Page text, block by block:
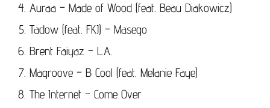
Auraa – Made of Wood (feat. Beau Diakowicz)
Tadow (feat. FKJ) – Masego
Brent Faiyaz – L.A.
Magroove – B Cool (feat. Melanie Faye)
The Internet – Come Over